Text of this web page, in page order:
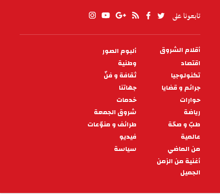
تابعونا على
PIED
DE
PAGE
أقلام الشروق
ألبوم الصور
اقتصاد
وطنية
تكنولوجيا
ثقافة و فنّ
جرائم و قضايا
جهاتنا
حوارات
خدمات
رياضة
شروق الجمعة
طبّ و صحّة
طرائف و منوّعات
عالمية
فيديو
من الماضي
سياسة
أغنية من الزمن
الجميل